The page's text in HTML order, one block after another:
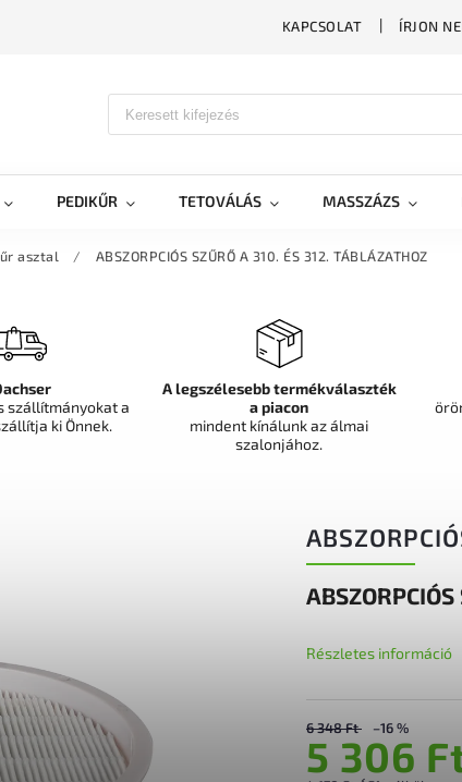
KAPCSOLAT ÍRJON
PEDIKŰR TETOVÁLÁS MASSZÁZS
asztal / ABSZORPCIÓS SZŰRŐ A 310. ÉS 312. TÁBLÁZATHOZ
6 348 Ft –16 %
5 306
Részletes információ
szállítmányokat a
ki Önnek.
A legszélesebb termékválaszték
a piacon
mindent kínálunk az álmai
szalonjához.